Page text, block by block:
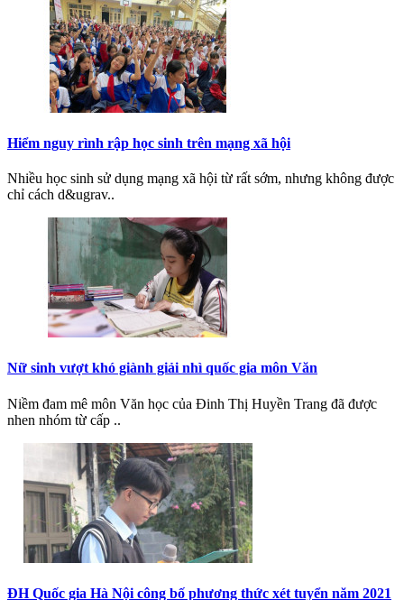
Hiểm nguy rình rập học sinh trên mạng xã hội
Nhiều học sinh sử dụng mạng xã hội từ rất sớm, nhưng không được
chỉ cách d&ugrav..
Nữ sinh vượt khó giành giải nhì quốc gia môn Văn
Niềm đam mê môn Văn học của Đinh Thị Huyền Trang đã được
nhen nhóm từ cấp ..
ĐH Quốc gia Hà Nội công bố phương thức xét tuyển năm 2021